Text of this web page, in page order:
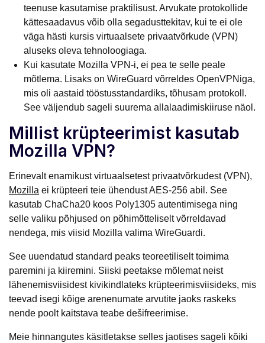
teenuse kasutamise praktilisust. Arvukate protokollide
kättesaadavus võib olla segadusttekitav, kui te ei ole
väga hästi kursis virtuaalsete privaatvõrkude (VPN)
aluseks oleva tehnoloogiaga.
Kui kasutate Mozilla VPN-i, ei pea te selle peale
mõtlema. Lisaks on WireGuard võrreldes OpenVPNiga,
mis oli aastaid tööstusstandardiks, tõhusam protokoll.
See väljendub sageli suurema allalaadimiskiiruse näol.
Millist krüpteerimist kasutab
Mozilla VPN?
Erinevalt enamikust virtuaalsetest privaatvõrkudest (VPN),
Mozilla ei krüpteeri teie ühendust AES-256 abil. See
kasutab ChaCha20 koos Poly1305 autentimisega ning
selle valiku põhjused on põhimõtteliselt võrreldavad
nendega, mis viisid Mozilla valima WireGuardi.
See uuendatud standard peaks teoreetiliselt toimima
paremini ja kiiremini. Siiski peetakse mõlemat neist
lähenemisviisidest kivikindlateks krüpteerimisviisideks, mis
teevad isegi kõige arenenumate arvutite jaoks raskeks
nende poolt kaitstava teabe dešifreerimise.
Meie hinnangutes käsitletakse selles jaotises sageli kõiki